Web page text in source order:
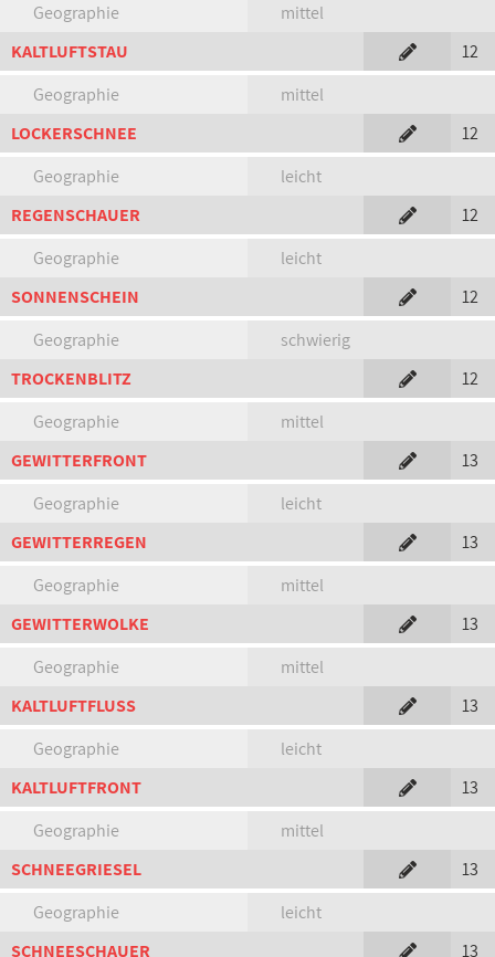
Geographie
mittel
KALTLUFTSTAU
12
Geographie
mittel
LOCKERSCHNEE
12
Geographie
leicht
REGENSCHAUER
12
Geographie
leicht
SONNENSCHEIN
12
Geographie
schwierig
TROCKENBLITZ
12
Geographie
mittel
GEWITTERFRONT
13
Geographie
leicht
GEWITTERREGEN
13
Geographie
mittel
GEWITTERWOLKE
13
Geographie
mittel
KALTLUFTFLUSS
13
Geographie
leicht
KALTLUFTFRONT
13
Geographie
mittel
SCHNEEGRIESEL
13
Geographie
leicht
SCHNEESCHAUER
13